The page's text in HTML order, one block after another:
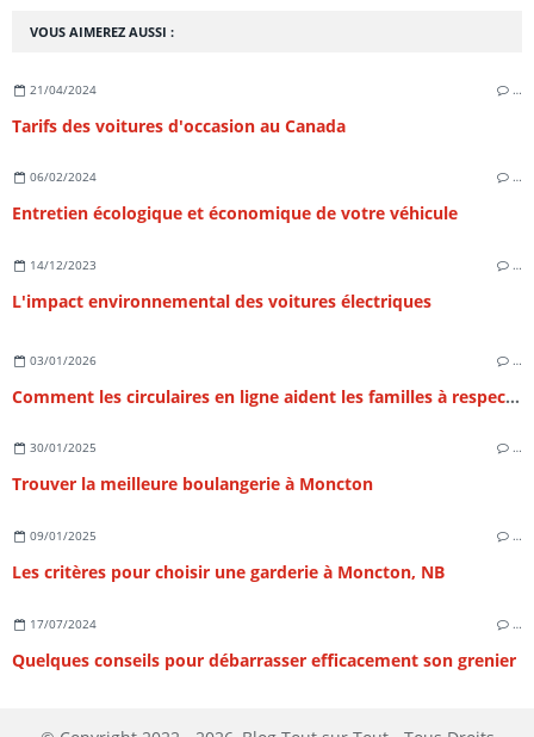
VOUS AIMEREZ AUSSI :
21/04/2024 …
Tarifs des voitures d'occasion au Canada
06/02/2024 …
Entretien écologique et économique de votre véhicule
14/12/2023 …
L'impact environnemental des voitures électriques
03/01/2026 …
Comment les circulaires en ligne aident les familles à respecter leur budget
30/01/2025 …
Trouver la meilleure boulangerie à Moncton
09/01/2025 …
Les critères pour choisir une garderie à Moncton, NB
17/07/2024 …
Quelques conseils pour débarrasser efficacement son grenier